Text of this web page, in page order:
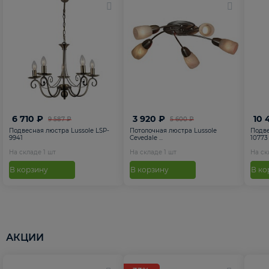
9 587 ₽
6 710 ₽
Подвесная люстра Lussole LSP-
9941
На складе 1 шт
В корзину
5 600 ₽
3 920 ₽
Потолочная люстра Lussole
Cevedale ...
На складе 1 шт
В корзину
10
10773
На
В
АКЦИИ